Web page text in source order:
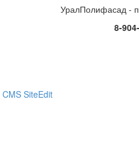
УралПолифасад -
8-
CMS SiteEdit